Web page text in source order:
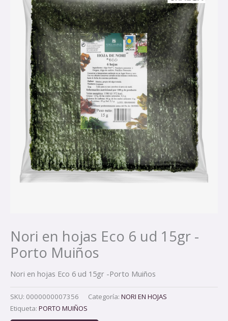
Nori en hojas Eco 6 ud 15gr -
Porto Muiños
Nori en hojas Eco 6 ud 15gr -Porto Muiños
SKU: 0000000007356 Categoría: NORI EN HOJAS
Etiqueta: PORTO MUIÑOS